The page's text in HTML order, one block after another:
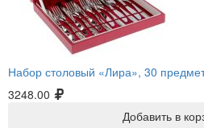
Набор столовый «Лира», 30
3248.00
Добавить в